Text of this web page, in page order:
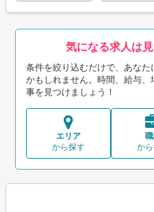
気になる求人は
条件を絞り込むだけで、あな
かもしれません。時間、給与
事を見つけましょう！
エリア
から探す
か